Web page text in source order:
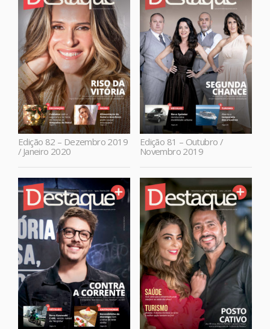
Edição 82 – Dezembro 2019
/ Janeiro 2020
Edição 81 – Outubro /
Novembro 2019